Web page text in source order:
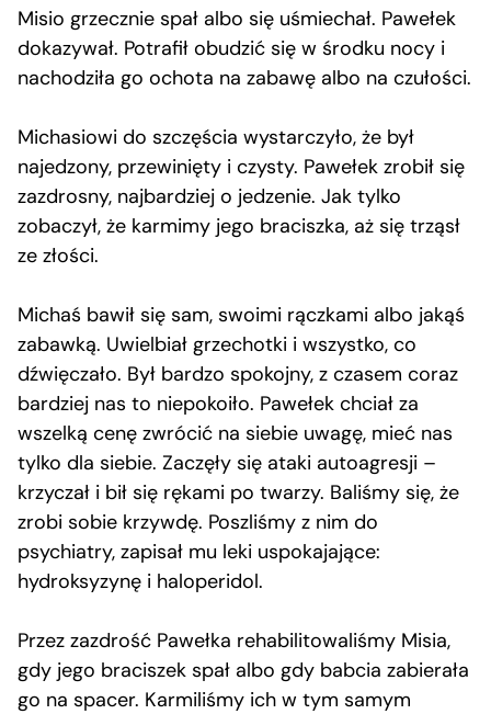
Misio grzecznie spał albo się uśmiechał. Pawełek
dokazywał. Potrafił obudzić się w środku nocy i
nachodziła go ochota na zabawę albo na czułości.
Michasiowi do szczęścia wystarczyło, że był
najedzony, przewinięty i czysty. Pawełek zrobił się
zazdrosny, najbardziej o jedzenie. Jak tylko
zobaczył, że karmimy jego braciszka, aż się trząsł
ze złości.
Michaś bawił się sam, swoimi rączkami albo jakąś
zabawką. Uwielbiał grzechotki i wszystko, co
dźwięczało. Był bardzo spokojny, z czasem coraz
bardziej nas to niepokoiło. Pawełek chciał za
wszelką cenę zwrócić na siebie uwagę, mieć nas
tylko dla siebie. Zaczęły się ataki autoagresji –
krzyczał i bił się rękami po twarzy. Baliśmy się, że
zrobi sobie krzywdę. Poszliśmy z nim do
psychiatry, zapisał mu leki uspokajające:
hydroksyzynę i haloperidol.
Przez zazdrość Pawełka rehabilitowaliśmy Misia,
gdy jego braciszek spał albo gdy babcia zabierała
go na spacer. Karmiliśmy ich w tym samym